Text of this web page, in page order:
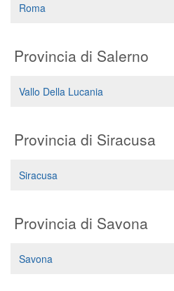
Roma
Provincia di Salerno
Vallo Della Lucania
Provincia di Siracusa
Siracusa
Provincia di Savona
Savona